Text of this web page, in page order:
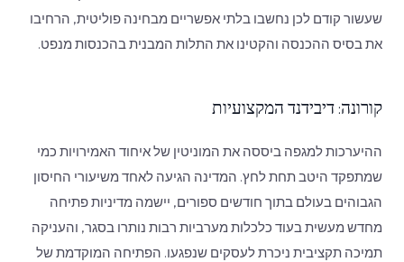
שעשור קודם לכן נחשבו בלתי אפשריים מבחינה פוליטית, הרחיבו
את בסיס ההכנסה והקטינו את התלות המבנית בהכנסות מנפט.
קורונה: דיבידנד המקצועיות
ההיערכות למגפה ביססה את המוניטין של איחוד האמירויות כמי
שמתפקד היטב תחת לחץ. המדינה הגיעה לאחד משיעורי החיסון
הגבוהים בעולם בתוך חודשים ספורים, יישמה מדיניות פתיחה
מחדש מעשית בעוד כלכלות מערביות רבות נותרו בסגר, והעניקה
תמיכה תקציבית ניכרת לעסקים שנפגעו. הפתיחה המוקדמת של